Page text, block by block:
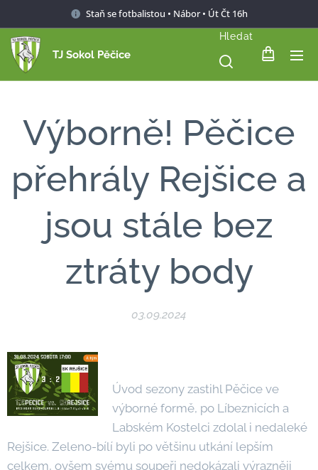
Staň se fotbalistou • Nábor • Út Čt 16h
TJ Sokol Pěčice
Hledat
Výborně! Pěčice
přehrály Rejšice a
jsou stále bez
ztráty body
03.09.2024
Úvod sezony zastihl Pěčice ve
výborné formě, po Líbeznicích a
Labském Kostelci zdolal i nedaleké
Rejšice. Zeleno-bílí byli po většinu utkání lepším
celkem, ovšem svému soupeři nedokázali výrazněji